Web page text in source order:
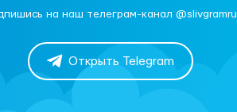
на наш телеграм-канал @slivgramru
Открыть Telegram